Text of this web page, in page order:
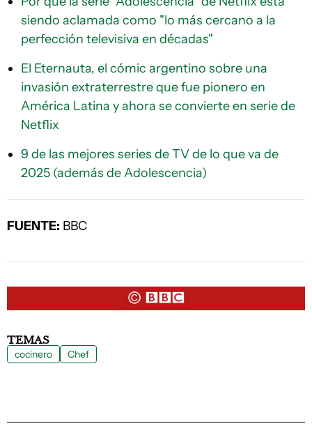
siendo aclamada como "lo más cercano a la
perfección televisiva en décadas"
El Eternauta, el cómic argentino sobre una
invasión extraterrestre que fue pionero en
América Latina y ahora se convierte en serie de
Netflix
9 de las mejores series de TV de lo que va de
2025 (además de Adolescencia)
FUENTE: BBC
TEMAS
cocinero Chef